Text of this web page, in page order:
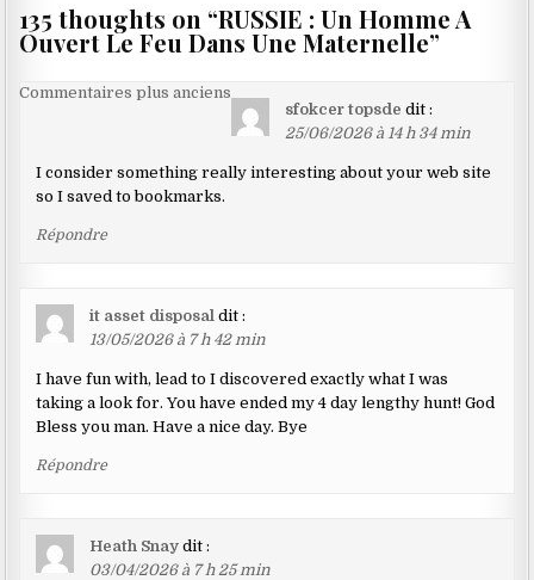
135 thoughts on “RUSSIE : Un Homme A
Ouvert Le Feu Dans Une Maternelle”
Navigation
les
commentaires
Commentaires plus anciens
sfokcer topsde dit :
25/06/2026 à 14 h 34 min
I consider something really interesting about your web site
so I saved to bookmarks.
Répondre
it asset disposal dit :
13/05/2026 à 7 h 42 min
I have fun with, lead to I discovered exactly what I was
taking a look for. You have ended my 4 day lengthy hunt! God
Bless you man. Have a nice day. Bye
Répondre
Heath Snay dit :
03/04/2026 à 7 h 25 min